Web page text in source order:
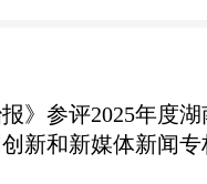
报》参评2025年度
新和新媒体新闻